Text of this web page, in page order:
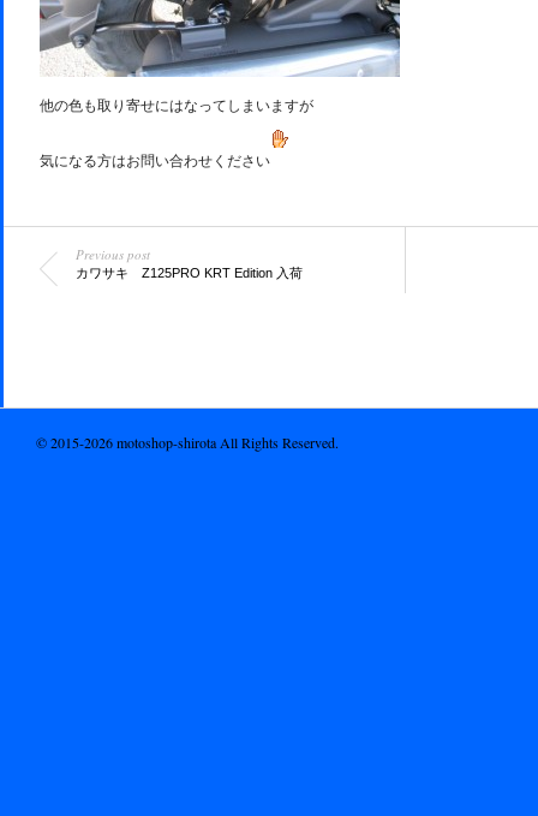
他の色も取り寄せにはなってしまいますが
気になる方はお問い合わせください
Previous post
カワサキ Z125PRO KRT Edition 入荷
© 2015-2026 motoshop-shirota All Rights Reserved.